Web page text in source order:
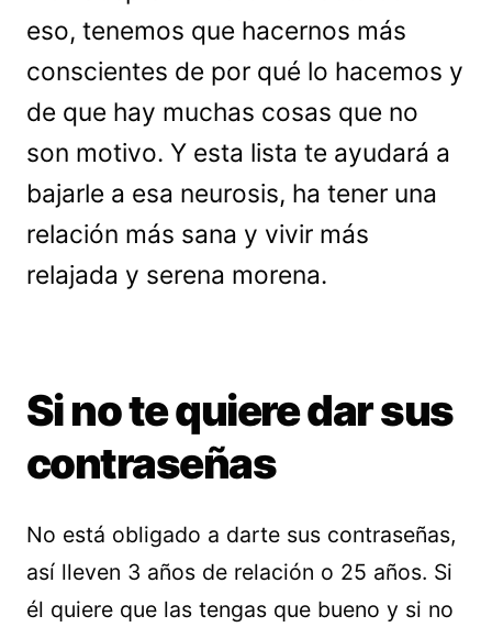
eso, tenemos que hacernos más
conscientes de por qué lo hacemos y
de que hay muchas cosas que no
son motivo. Y esta lista te ayudará a
bajarle a esa neurosis, ha tener una
relación más sana y vivir más
relajada y serena morena.
Si no te quiere dar sus
contraseñas
No está obligado a darte sus contraseñas,
así lleven 3 años de relación o 25 años. Si
él quiere que las tengas que bueno y si no